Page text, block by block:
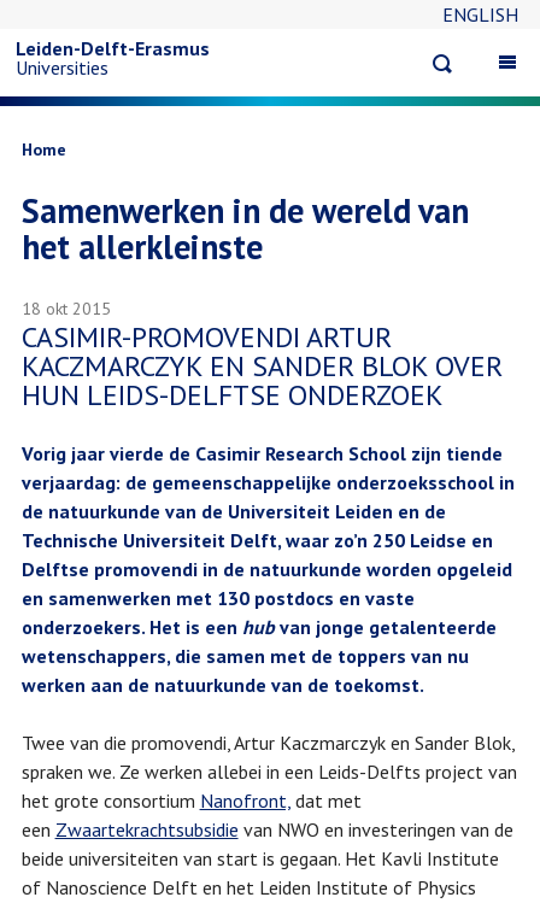
naar
inhoud
gaan
ENGLISH
search
Leiden-Delft-Erasmus
Universities
Kruimelpad
Home
Samenwerken in de wereld van
het allerkleinste
18 okt 2015
CASIMIR-PROMOVENDI ARTUR
KACZMARCZYK EN SANDER BLOK OVER
HUN LEIDS-DELFTSE ONDERZOEK
Vorig jaar vierde de Casimir Research School zijn tiende
verjaardag: de gemeenschappelijke onderzoeksschool in
de natuurkunde van de Universiteit Leiden en de
Technische Universiteit Delft, waar zo’n 250 Leidse en
Delftse promovendi in de natuurkunde worden opgeleid
en samenwerken met 130 postdocs en vaste
onderzoekers. Het is een hubvan jonge getalenteerde
wetenschappers, die samen met de toppers van nu
werken aan de natuurkunde van de toekomst.
Twee van die promovendi, Artur Kaczmarczyk en Sander Blok,
spraken we. Ze werken allebei in een Leids-Delfts project van
het grote consortium Nanofront,dat met
een Zwaartekrachtsubsidie van NWO en investeringen van de
beide universiteiten van start is gegaan. Het Kavli Institute
of Nanoscience Delft en het Leiden Institute of Physics